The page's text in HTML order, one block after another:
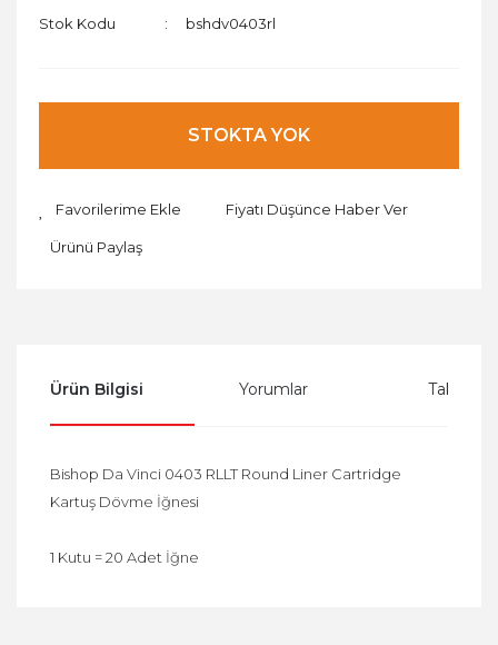
Stok Kodu bshdv0403rl
STOKTA YOK
Fiyatı Düşünce Haber Ver
Ürünü Paylaş
Ürün Bilgisi Yorumlar Taksit
Bishop Da Vinci 0403 RLLT Round Liner Cartridge
Kartuş Dövme İğnesi
1 Kutu = 20 Adet İğne